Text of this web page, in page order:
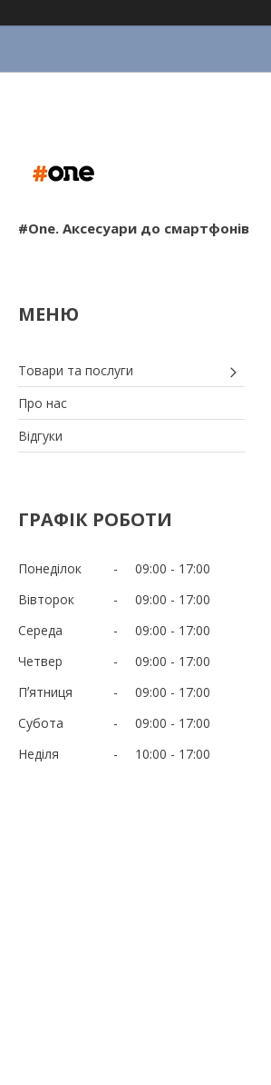
#One. Аксесуари до смартфонів
Товари та послуги
Про нас
Відгуки
ГРАФІК РОБОТИ
Понеділок 09:00
17:00
Вівторок
09:00
17:00
Середа
09:00
17:00
Четвер
09:00
17:00
Пʼятниця
09:00
17:00
Субота
09:00
17:00
Неділя
10:00 17:00